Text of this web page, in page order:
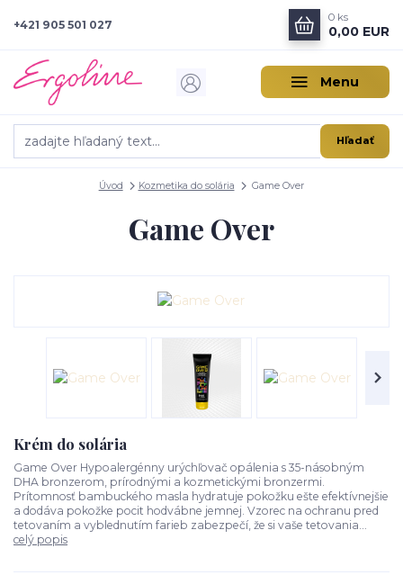
Menu
Hľadať
+421 905 501 027
0 ks
0,00 EUR
Úvod Kozmetika do solária Game Over
Game Over
Krém do solária
Game Over Hypoalergénny urýchľovač opálenia s 35-násobným
DHA bronzerom, prírodnými a kozmetickými bronzermi.
Prítomnosť bambuckého masla hydratuje pokožku ešte efektívnejšie
a dodáva pokožke pocit hodvábne jemnej. Vzorec na ochranu pred
tetovaním a vyblednutím farieb zabezpečí, že si vaše tetovania...
celý popis